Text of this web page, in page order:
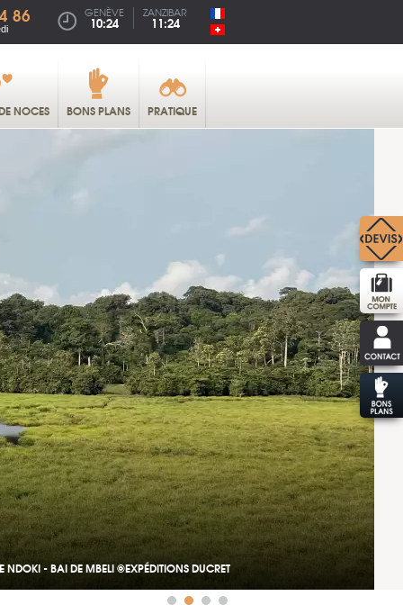
86 GENÈVE
10:24
ZANZIBAR
11:24
NOCES BONS PLANS PRATIQUE
- BAI DE MBELI ©EXPÉDITIONS DUCRET